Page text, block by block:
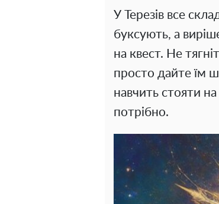
У Терезів все
буксують, а
на квест. Не
просто дайте їм
навчить стояти
потрібно.